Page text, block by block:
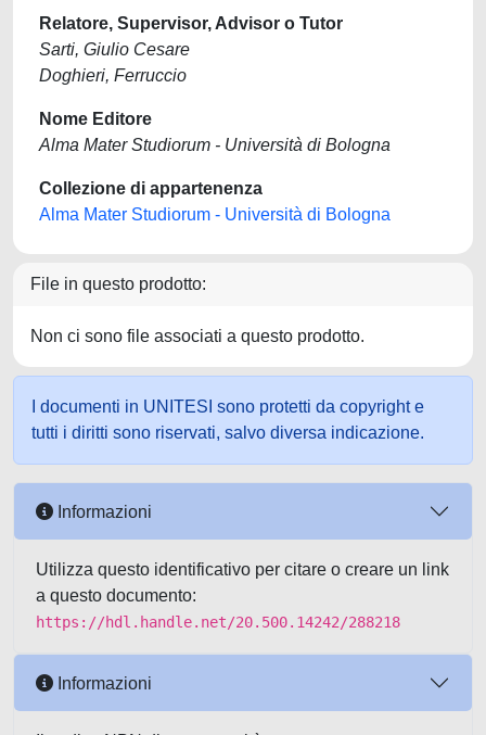
Relatore, Supervisor, Advisor o Tutor
Sarti, Giulio Cesare
Doghieri, Ferruccio
Nome Editore
Alma Mater Studiorum - Università di Bologna
Collezione di appartenenza
Alma Mater Studiorum - Università di Bologna
File in questo prodotto:
Non ci sono file associati a questo prodotto.
I documenti in UNITESI sono protetti da copyright e
tutti i diritti sono riservati, salvo diversa indicazione.
Informazioni
Utilizza questo identificativo per citare o creare un link
a questo documento:
https://hdl.handle.net/20.500.14242/288218
Informazioni